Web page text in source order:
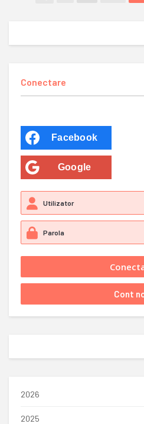
Conectare
Facebook
Google
2026
2025